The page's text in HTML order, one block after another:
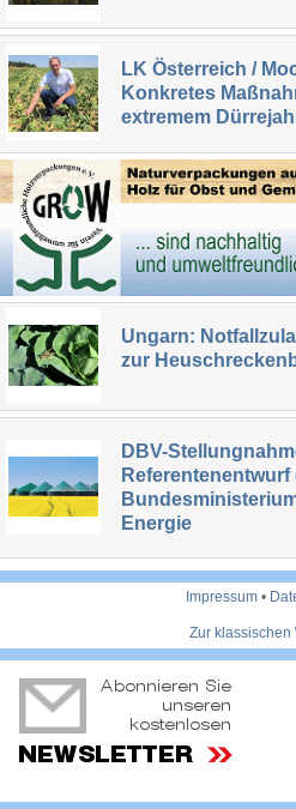
LK Österreich /
Konkretes
extremem
Ungarn:
zur
DBV-
Referentenentwurf
Energie
Impressum •
Zur klassischen